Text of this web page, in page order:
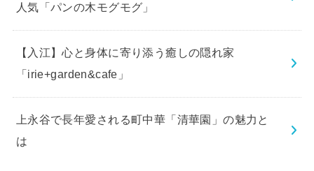
人気「パンの木モグモグ」
【入江】心と身体に寄り添う癒しの隠れ家
「irie+garden&cafe」
上永谷で長年愛される町中華「清華園」の魅力と
は